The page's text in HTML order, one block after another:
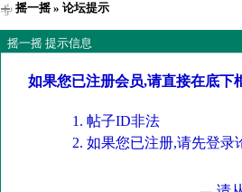
摇一摇» 论坛提示
摇一摇 提示信息
如果您已注册会员,请直接在底下
帖子ID非法
如果您已注册,请先登录